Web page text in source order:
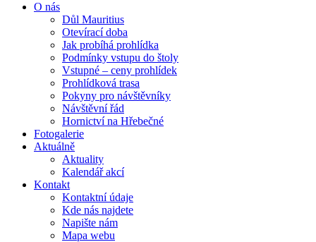
O nás
Důl Mauritius
Otevírací doba
Jak probíhá prohlídka
Podmínky vstupu do štoly
Vstupné – ceny prohlídek
Prohlídková trasa
Pokyny pro návštěvníky
Návštěvní řád
Hornictví na Hřebečné
Fotogalerie
Aktuálně
Aktuality
Kalendář akcí
Kontakt
Kontaktní údaje
Kde nás najdete
Napište nám
Mapa webu